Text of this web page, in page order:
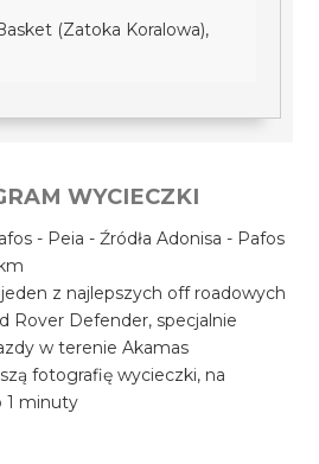
(Zatoka Koralowa),
WYCIECZKI
- Peia - Źródła Adonisa - Pafos
z najlepszych off roadowych
Rover Defender, specjalnie
w terenie Akamas
fotografię wycieczki, na
1 minuty